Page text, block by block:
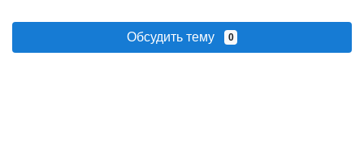
Обсудить тему 0